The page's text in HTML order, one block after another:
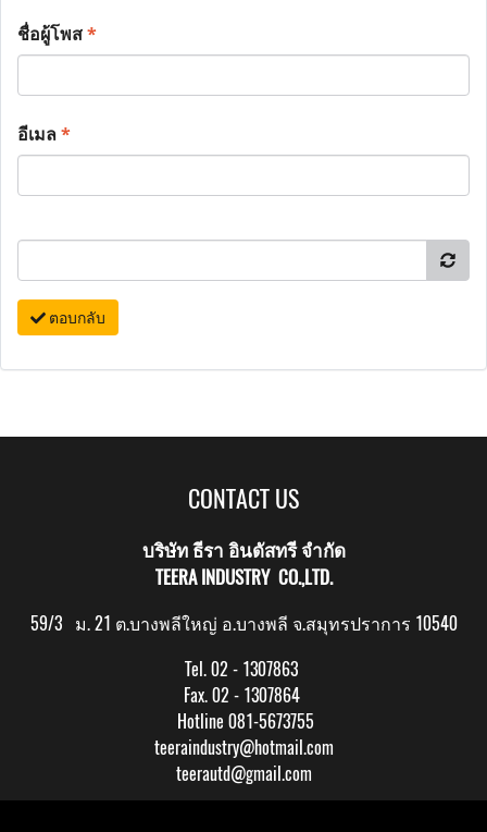
ชื่อผู้โพส*
อีเมล*
ตอบกลับ
CONTACT US
บริษัท ธีรา อินดัสทรี จำกัด
TEERA INDUSTRY CO.,LTD.
59/3 ม. 21 ต.บางพลีใหญ่ อ.บางพลี จ.สมุทรปราการ 10540
Tel. 02 - 1307863
Fax. 02 - 1307864
Hotline 081-5673755
teeraindustry@hotmail.com
teerautd@gmail.com